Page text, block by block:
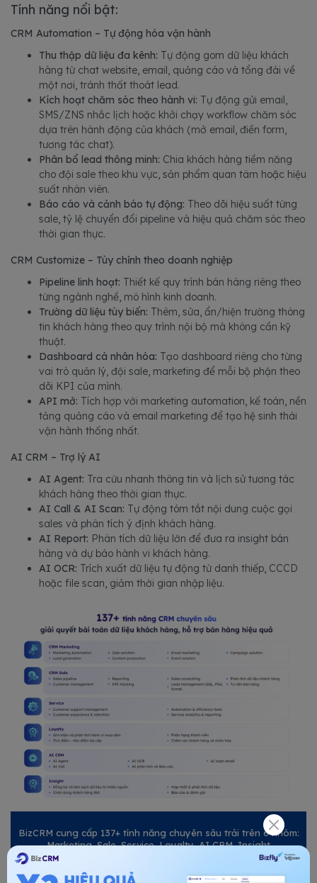
Tính năng nổi bật:
CRM Automation – Tự động hóa vận hành
Thu thập dữ liệu đa kênh: Tự động gom dữ liệu khách
hàng từ chat website, email, quảng cáo và tổng đài về
một nơi, tránh thất thoát lead.
Kích hoạt chăm sóc theo hành vi: Tự động gửi email,
SMS/ZNS nhắc lịch hoặc khởi chạy workflow chăm sóc
dựa trên hành động của khách (mở email, điền form,
tương tác chat).
Phân bổ lead thông minh: Chia khách hàng tiềm năng
cho đội sale theo khu vực, sản phẩm quan tâm hoặc hiệu
suất nhân viên.
Báo cáo và cảnh báo tự động: Theo dõi hiệu suất từng
sale, tỷ lệ chuyển đổi pipeline và hiệu quả chăm sóc theo
thời gian thực.
CRM Customize – Tùy chỉnh theo doanh nghiệp
Pipeline linh hoạt: Thiết kế quy trình bán hàng riêng theo
từng ngành nghề, mô hình kinh doanh.
Trường dữ liệu tùy biến: Thêm, sửa, ẩn/hiện trường thông
tin khách hàng theo quy trình nội bộ mà không cần kỹ
thuật.
Dashboard cá nhân hóa: Tạo dashboard riêng cho từng
vai trò quản lý, đội sale, marketing để mỗi bộ phận theo
dõi KPI của mình.
API mở: Tích hợp với marketing automation, kế toán, nền
tảng quảng cáo và email marketing để tạo hệ sinh thái
vận hành thống nhất.
AI CRM – Trợ lý AI
AI Agent: Tra cứu nhanh thông tin và lịch sử tương tác
khách hàng theo thời gian thực.
AI Call & AI Scan: Tự động tóm tắt nội dung cuộc gọi
sales và phân tích ý định khách hàng.
AI Report: Phân tích dữ liệu lớn để đưa ra insight bán
hàng và dự báo hành vi khách hàng.
AI OCR: Trích xuất dữ liệu tự động từ danh thiếp, CCCD
hoặc file scan, giảm thời gian nhập liệu.
BizCRM cung cấp 137+ tính năng chuyên sâu trải trên 6 nhóm:
Marketing, Sale, Service, Loyalty, AI CRM, Insight
Hệ sinh thái và tích hợp